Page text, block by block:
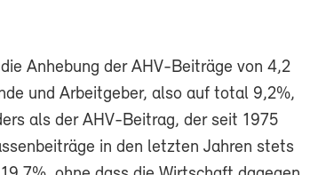
Anhebung der AHV-Beiträge von 4,2
und Arbeitgeber, also auf total 9,2%,
als der AHV-Beitrag, der seit 1975
in den letzten Jahren stets